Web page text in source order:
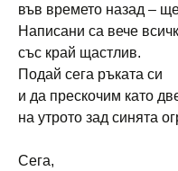
във времето назад –
Написани са вече
със край щастлив.
Подай сега ръката си
и да прескочим като
на утрото зад синята
Сега,